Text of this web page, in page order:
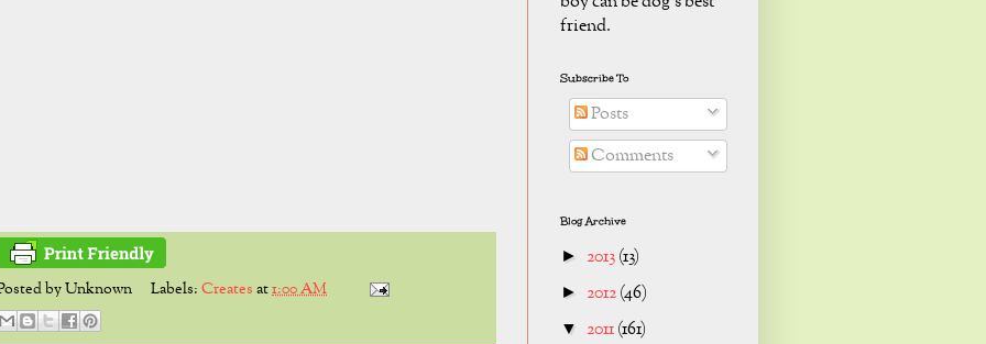
byUnknown Labels:Creates at1:00 AM
friend.
Subscribe To
Posts
Comments
Blog Archive
► 2013(13)
► 2012(46)
▼ 2011(161)